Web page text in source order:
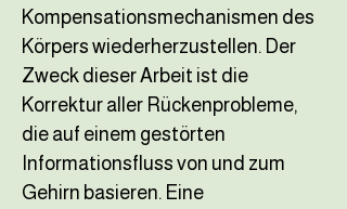
Kompensationsmechanismen des
Körpers wiederherzustellen. Der
Zweck dieser Arbeit ist die
Korrektur aller Rückenprobleme,
die auf einem gestörten
Informationsfluss von und zum
Gehirn basieren. Eine